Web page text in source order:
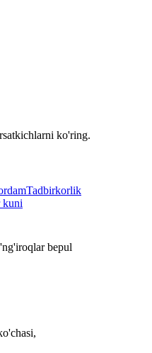
ko'ring.
Tadbirkorlik
kuni
bepul